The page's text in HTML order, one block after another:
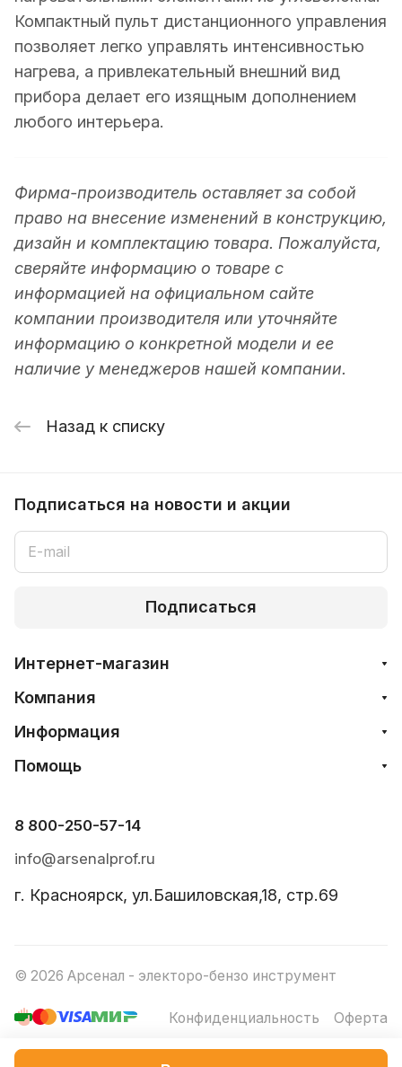
Компактный пульт дистанционного управления
позволяет легко управлять интенсивностью
нагрева, а привлекательный внешний вид
прибора делает его изящным дополнением
любого интерьера.
Фирма-производитель оставляет за собой
право на внесение изменений в конструкцию,
дизайн и комплектацию товара. Пожалуйста,
сверяйте информацию о товаре с
информацией на официальном сайте
компании производителя или уточняйте
информацию о конкретной модели и ее
наличие у менеджеров нашей компании.
Назад к списку
Подписаться на новости и акции
Подписаться
Интернет-магазин
Компания
Информация
Помощь
8 800-250-57-14
info@arsenalprof.ru
г. Красноярск, ул.Башиловская,18, стр.69
© 2026 Арсенал - электоро-бензо инструмент
Конфиденциальность Оферта